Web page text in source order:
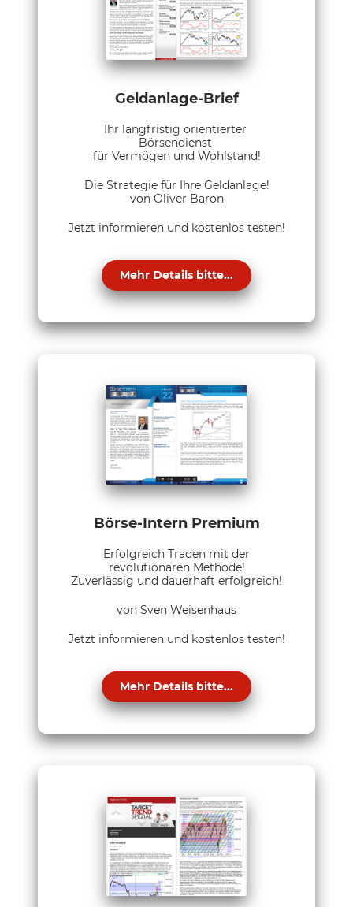
Geldanlage-Brief
Ihr langfristig orientierter
Börsendienst
für Vermögen und Wohlstand!
Die Strategie für Ihre Geldanlage!
von Oliver Baron
Jetzt informieren und kostenlos testen!
Mehr Details bitte...
Börse-Intern Premium
Erfolgreich Traden mit der
revolutionären Methode!
Zuverlässig und dauerhaft erfolgreich!
von Sven Weisenhaus
Jetzt informieren und kostenlos testen!
Mehr Details bitte...